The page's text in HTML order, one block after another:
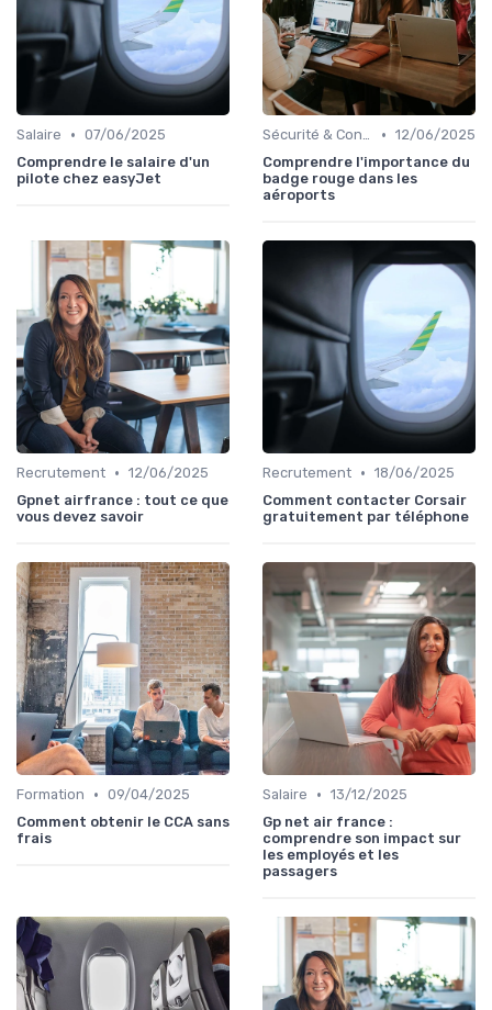
Salaire • 07/06/2025
Comprendre le salaire d'un
pilote chez easyJet
Sécurité & Conformité • 12/06/2025
Comprendre l'importance du
badge rouge dans les
aéroports
Recrutement • 12/06/2025
Gpnet airfrance : tout ce que
vous devez savoir
Recrutement • 18/06/2025
Comment contacter Corsair
gratuitement par téléphone
Formation • 09/04/2025
Comment obtenir le CCA sans
frais
Salaire • 13/12/2025
Gp net air france :
comprendre son impact sur
les employés et les
passagers